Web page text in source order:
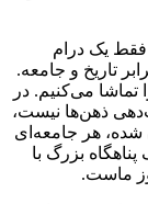
فقط یک درام
تاریخ و جامعه.
تماشا می‌کنیم. در
ذهن‌ها نیست،
هر جامعه‌ای
بزرگ با
ماست.